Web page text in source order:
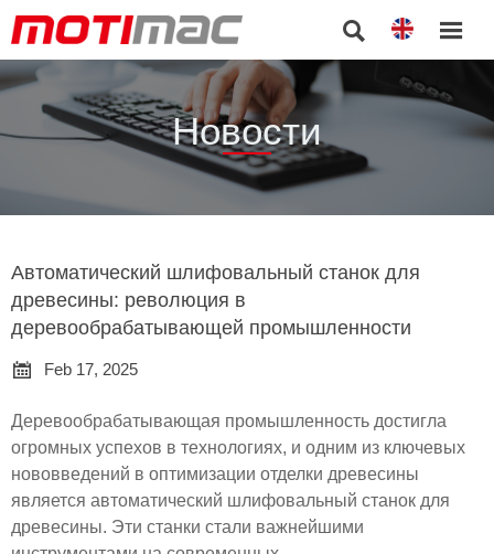
 
Новости
Автоматический шлифовальный станок для
древесины: революция в
деревообрабатывающей промышленности

Feb 17, 2025
Деревообрабатывающая промышленность достигла
огромных успехов в технологиях, и одним из ключевых
нововведений в оптимизации отделки древесины
является автоматический шлифовальный станок для
древесины. Эти станки стали важнейшими